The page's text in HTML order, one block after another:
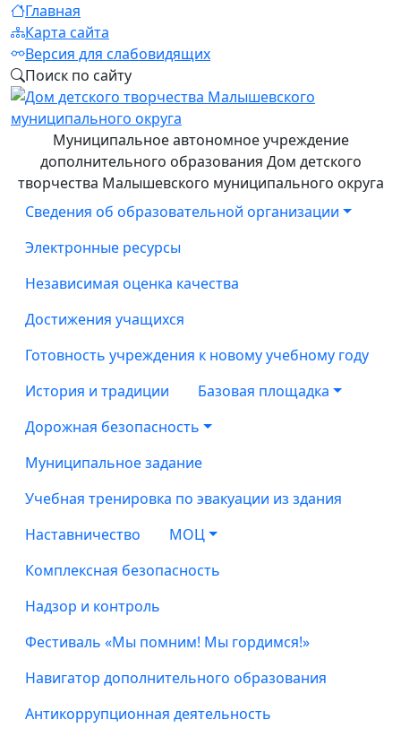
Главная
Карта сайта
Версия для слабовидящих
Поиск по сайту
Муниципальное автономное учреждение
дополнительного образования Дом детского
творчества Малышевского муниципального округа
Сведения об образовательной организации
Электронные ресурсы
Независимая оценка качества
Достижения учащихся
Готовность учреждения к новому учебному году
История и традиции
Базовая площадка
Дорожная безопасность
Муниципальное задание
Учебная тренировка по эвакуации из здания
Наставничество
МОЦ
Комплексная безопасность
Надзор и контроль
Фестиваль «Мы помним! Мы гордимся!»
Навигатор дополнительного образования
Антикоррупционная деятельность